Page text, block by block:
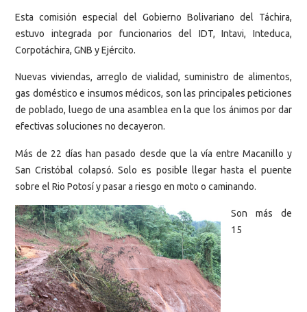
Esta comisión especial del Gobierno Bolivariano del Táchira,
estuvo integrada por funcionarios del IDT, Intavi, Inteduca,
Corpotáchira, GNB y Ejército.
Nuevas viviendas, arreglo de vialidad, suministro de alimentos,
gas doméstico e insumos médicos, son las principales peticiones
de poblado, luego de una asamblea en la que los ánimos por dar
efectivas soluciones no decayeron.
Más de 22 días han pasado desde que la vía entre Macanillo y
San Cristóbal colapsó. Solo es posible llegar hasta el puente
sobre el Rio Potosí y pasar a riesgo en moto o caminando.
Son más de
15